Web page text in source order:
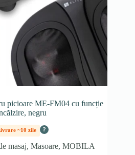
picioare ME-FM04 cu funcție
negru
~10 zile ?
masaj, Masoare, MOBILA